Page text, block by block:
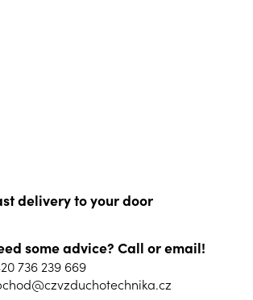
delivery to your door
some advice? Call or email!
736 239 669